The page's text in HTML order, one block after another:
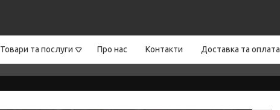
Товари та послуги Про нас Контакти Доставка та оплата